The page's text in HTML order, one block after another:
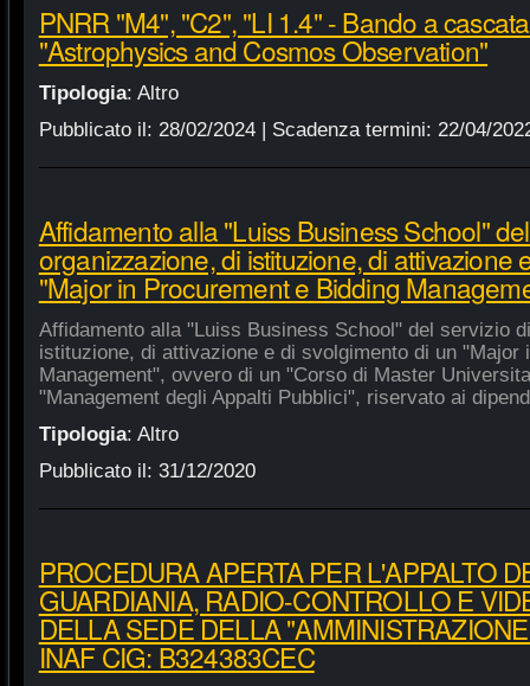
PNRR "M4", "C2", "LI 1.4" - Bando a
"Astrophysics and Cosmos Observation"
Tipologia: Altro
Pubblicato il: 28/02/2024| Scadenza termini: 22/04/
Affidamento alla "Luiss Business School"
organizzazione, di istituzione, di attivazione
"Major in Procurement e Bidding
Affidamento alla "Luiss Business School" del servizio
istituzione, di attivazione e di svolgimento di un "Major
Management", ovvero di un "Corso di Master
"Management degli Appalti Pubblici", riservato ai
Tipologia: Altro
Pubblicato il: 31/12/2020
PROCEDURA APERTA PER L'APPALTO
GUARDIANIA, RADIO-CONTROLLO E
DELLA SEDE DELLA
INAF CIG: B324383CEC